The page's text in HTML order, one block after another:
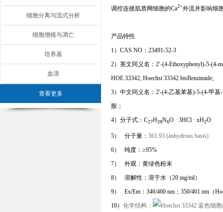
细胞分离与流式分析
细胞增殖与凋亡
培养基
血清
查看更多
调控连接肌质网细胞的Ca2+外流并影响细
产品特性
1）CAS NO ： 23491-52-3
2）英文同义名： 2′-(4-Ethoxyphenyl)-5-(4-
HOE 33342; Hoechst 33342 bisBenzimide;
3）中文同义名： 2'-(4-乙基苯基)-5-(4-甲基
胺；
4）分子式： C27H28N6O · 3HCl · xH2O
5） 分子量： 561.93 (anhydrous basis)
6） 纯度： ≥95%
7） 外观：黄绿色粉末
8） 溶解性： 溶于水（20 mg/ml）
9） Ex/Em ： 346/460 nm ； 350/461 nm （
10） 化学结构：